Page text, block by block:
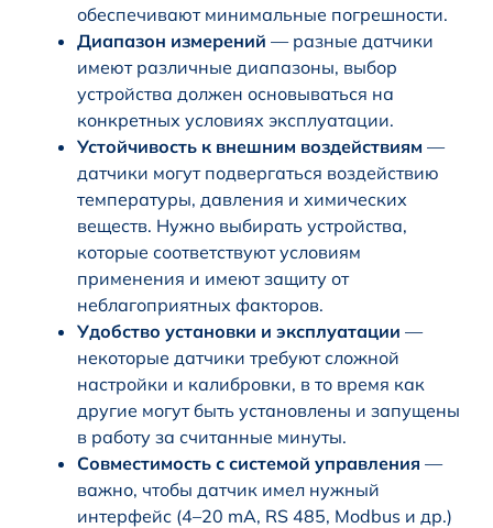
обеспечивают минимальные погрешности.
Диапазон измерений — разные датчики
имеют различные диапазоны, выбор
устройства должен основываться на
конкретных условиях эксплуатации.
Устойчивость к внешним воздействиям —
датчики могут подвергаться воздействию
температуры, давления и химических
веществ. Нужно выбирать устройства,
которые соответствуют условиям
применения и имеют защиту от
неблагоприятных факторов.
Удобство установки и эксплуатации —
некоторые датчики требуют сложной
настройки и калибровки, в то время как
другие могут быть установлены и запущены
в работу за считанные минуты.
Совместимость с системой управления —
важно, чтобы датчик имел нужный
интерфейс (4–20 mA, RS 485, Modbus и др.)